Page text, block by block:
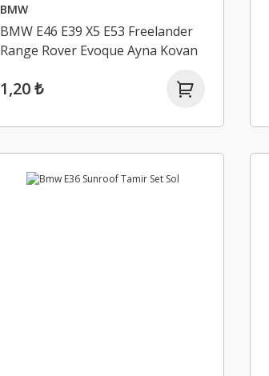
BMW
BMW E46 E39 X5 E53 Freelander
Range Rover Evoque Ayna Kovan
1,20 ₺